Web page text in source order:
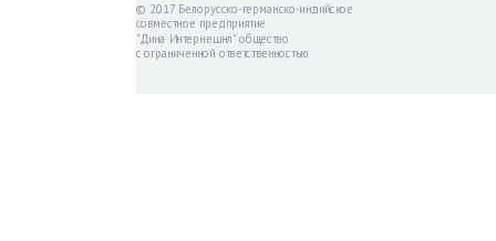
© 2017 Белорусско-германско-индийское
совместное предприятие
"Дина Интернешнл" общество
с ограниченной ответственностью